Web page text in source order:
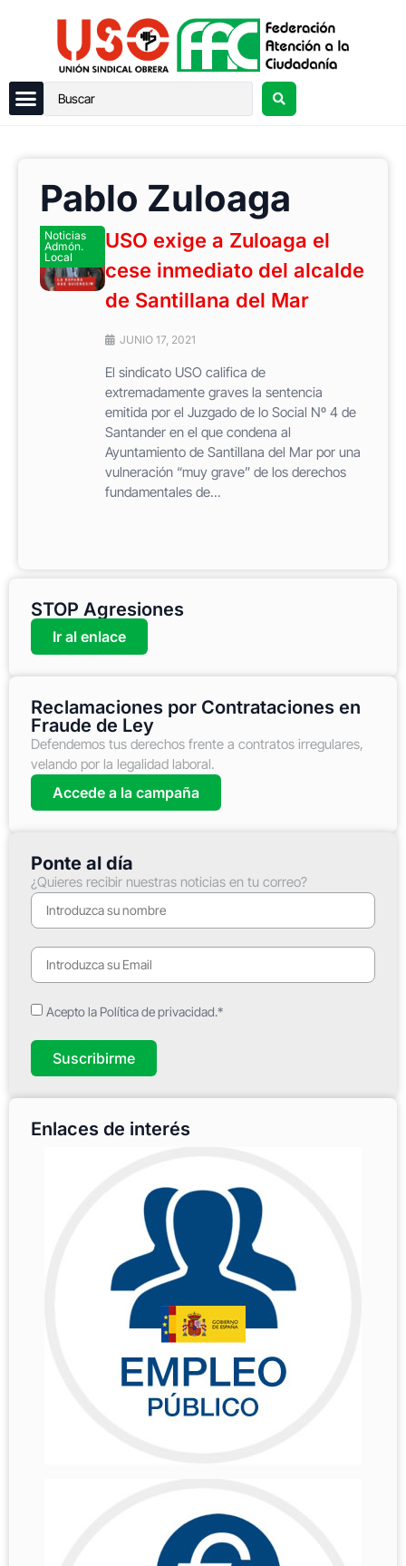
Pablo Zuloaga
Noticias
Admón.
Local
USO exige a Zuloaga el
cese inmediato del alcalde
de Santillana del Mar
JUNIO 17, 2021
El sindicato USO califica de
extremadamente graves la sentencia
emitida por el Juzgado de lo Social Nº 4 de
Santander en el que condena al
Ayuntamiento de Santillana del Mar por una
vulneración “muy grave” de los derechos
fundamentales de...
STOP Agresiones
Ir al enlace
Reclamaciones por Contrataciones en
Fraude de Ley
Defendemos tus derechos frente a contratos irregulares,
velando por la legalidad laboral.
Accede a la campaña
Ponte al día
¿Quieres recibir nuestras noticias en tu correo?
Acepto la Política de privacidad.*
Suscribirme
Enlaces de interés